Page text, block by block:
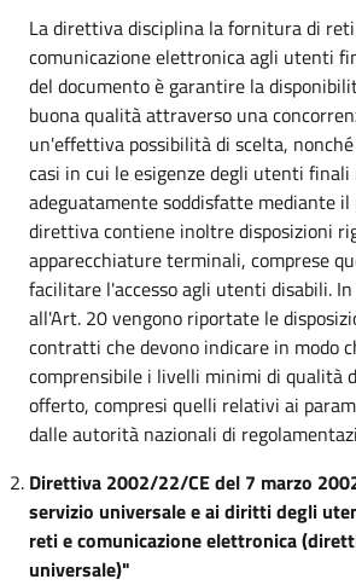
La direttiva disciplina la fornitura di
comunicazione elettronica agli utenti
del documento è garantire la
buona qualità attraverso una
un'effettiva possibilità di scelta,
casi in cui le esigenze degli utenti finali
adeguatamente soddisfatte mediante il
direttiva contiene inoltre disposizioni
apparecchiature terminali, comprese
facilitare l'accesso agli utenti disabili.
all'Art. 20 vengono riportate le
contratti che devono indicare in modo
comprensibile i livelli minimi di qualità
offerto, compresi quelli relativi ai
dalle autorità nazionali di
Direttiva 2002/22/CE del 7 marzo
servizio universale e ai diritti degli
reti e comunicazione elettronica
universale)"